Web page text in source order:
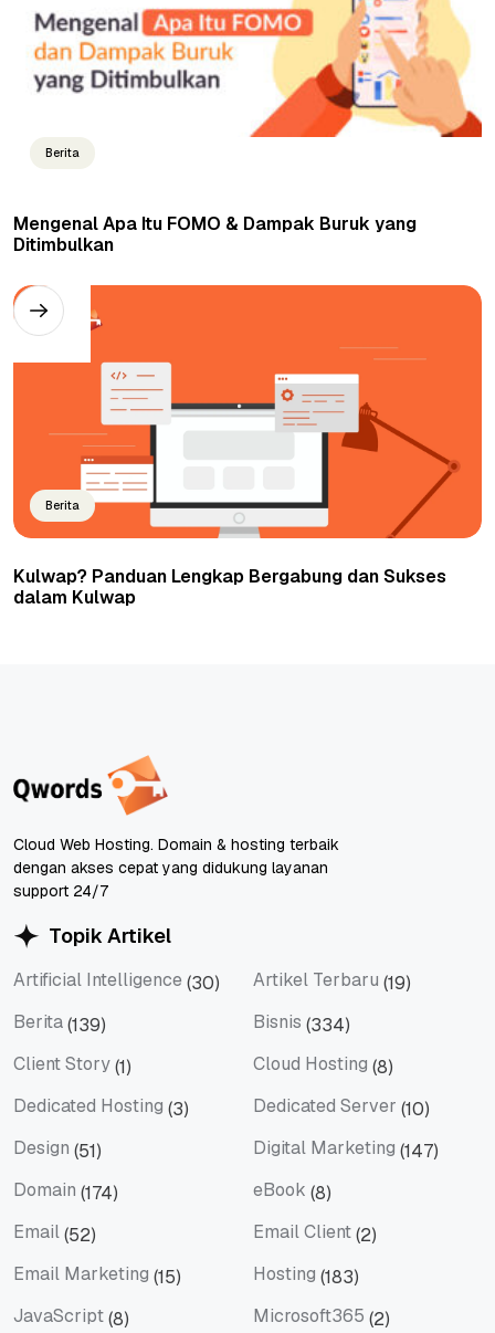
Berita
Mengenal Apa Itu FOMO & Dampak Buruk yang
Ditimbulkan
Berita
Kulwap? Panduan Lengkap Bergabung dan Sukses
dalam Kulwap
Cloud Web Hosting. Domain & hosting terbaik
dengan akses cepat yang didukung layanan
support 24/7
Topik Artikel
Artificial Intelligence (30) Artikel Terbaru (19)
Berita(139) Bisnis (334)
Client Story(1) Cloud Hosting (8)
Dedicated Hosting (3) Dedicated Server (10)
Design (51) Digital Marketing (147)
Domain (174) eBook (8)
Email(52) Email Client(2)
Email Marketing (15) Hosting (183)
JavaScript(8) Microsoft365 (2)